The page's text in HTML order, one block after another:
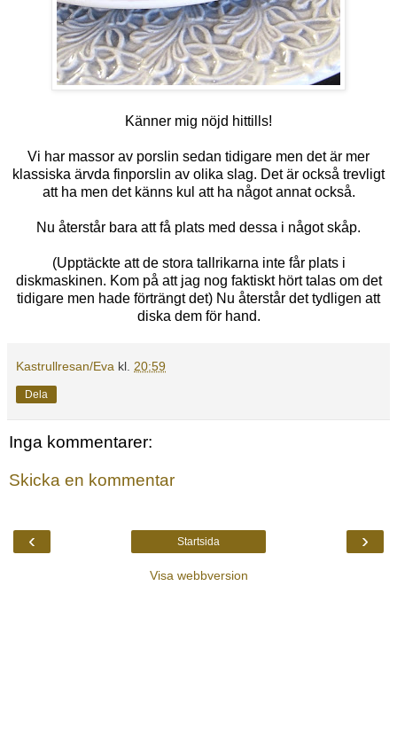
Känner mig nöjd hittills!
Vi har massor av porslin sedan tidigare men det är mer
klassiska ärvda finporslin av olika slag. Det är också trevligt
att ha men det känns kul att ha något annat också.
Nu återstår bara att få plats med dessa i något skåp.
(Upptäckte att de stora tallrikarna inte får plats i
diskmaskinen. Kom på att jag nog faktiskt hört talas om det
tidigare men hade förträngt det) Nu återstår det tydligen att
diska dem för hand.
Kastrullresan/Eva kl. 20:59
Dela
Inga kommentarer:
Skicka en kommentar
‹ ›
Startsida
Visa webbversion